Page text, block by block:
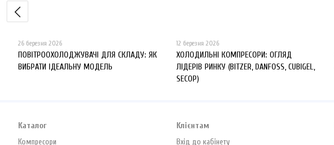
26 березня 2026
ПОВІТРООХОЛОДЖУВАЧІ ДЛЯ СКЛАДУ: ЯК
ВИБРАТИ ІДЕАЛЬНУ МОДЕЛЬ
12 березня 2026
ХОЛОДИЛЬНІ КОМПРЕСОРИ: ОГЛЯД
ЛІДЕРІВ РИНКУ (BITZER, DANFOSS, CUBIGEL,
SECOP)
Каталог
Компресори
Клієнтам
Вхід до кабінету